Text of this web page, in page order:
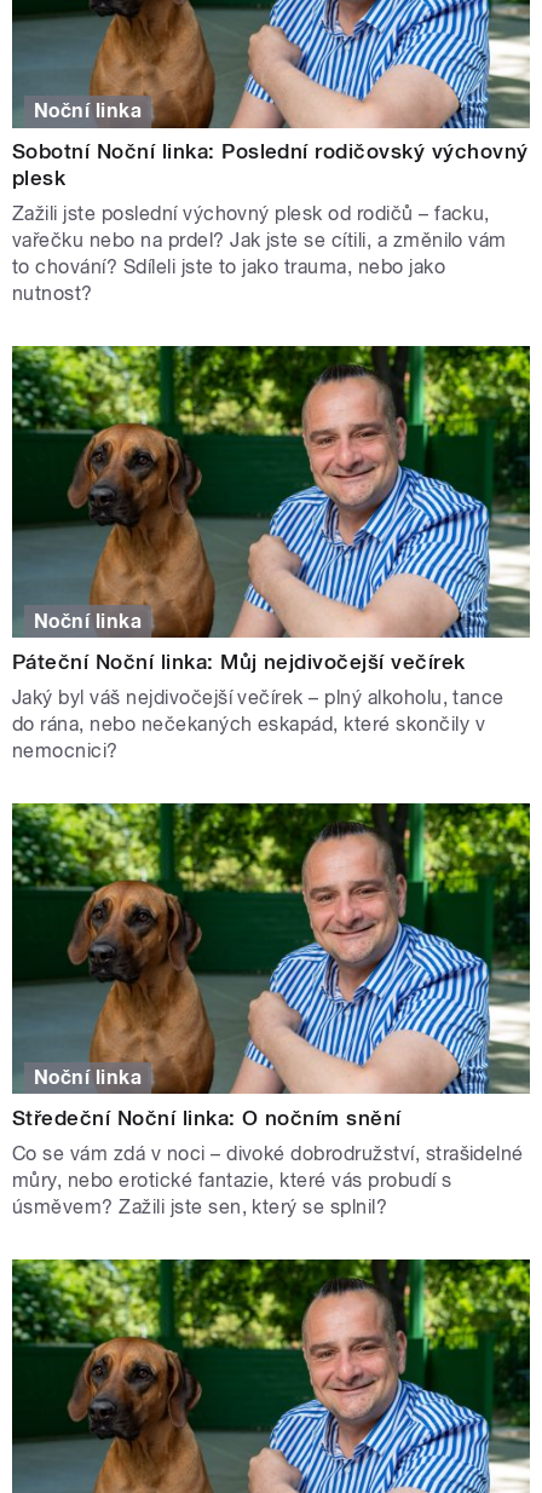
Noční linka
Sobotní Noční linka: Poslední rodičovský výchovný
plesk
Zažili jste poslední výchovný plesk od rodičů – facku,
vařečku nebo na prdel? Jak jste se cítili, a změnilo vám
to chování? Sdíleli jste to jako trauma, nebo jako
nutnost?
Noční linka
Páteční Noční linka: Můj nejdivočejší večírek
Jaký byl váš nejdivočejší večírek – plný alkoholu, tance
do rána, nebo nečekaných eskapád, které skončily v
nemocnici?
Noční linka
Středeční Noční linka: O nočním snění
Co se vám zdá v noci – divoké dobrodružství, strašidelné
můry, nebo erotické fantazie, které vás probudí s
úsměvem? Zažili jste sen, který se splnil?